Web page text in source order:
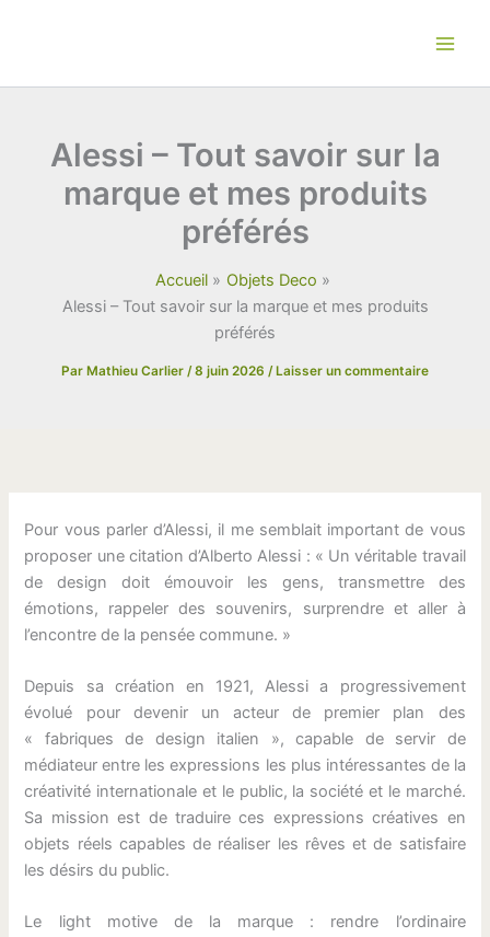
Alessi – Tout savoir sur la
marque et mes produits
préférés
Accueil
Objets Deco
Alessi – Tout savoir sur la marque et mes produits
préférés
Par Mathieu Carlier /8 juin 2026 /Laisser un commentaire
Pour vous parler d’Alessi, il me semblait important de vous
proposer une citation d’Alberto Alessi : « Un véritable travail
de design doit émouvoir les gens, transmettre des
émotions, rappeler des souvenirs, surprendre et aller à
l’encontre de la pensée commune. »
Depuis sa création en 1921, Alessi a progressivement
évolué pour devenir un acteur de premier plan des
« fabriques de design italien », capable de servir de
médiateur entre les expressions les plus intéressantes de la
créativité internationale et le public, la société et le marché.
Sa mission est de traduire ces expressions créatives en
objets réels capables de réaliser les rêves et de satisfaire
les désirs du public.
Le light motive de la marque : rendre l’ordinaire